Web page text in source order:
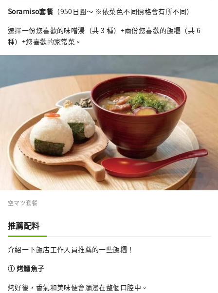
Soramiso套餐 （950日圓～ ※依菜色不同價格會有所不同）
選擇一份您喜歡的味噌湯（共 3 種）+兩份您喜歡的飯糰（共 6
種）+您喜歡的家常菜。
空マツ套餐
推薦配料
介紹一下飯店工作人員推薦的一些飯糰！
① 烤鱈魚子
烤好後，香氣和美味便會瀰漫在整個口腔中。